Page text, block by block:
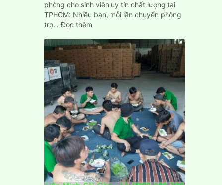
phòng cho sinh viên uy tín chất lượng tại
TPHCM: Nhiều bạn, mỗi lần chuyển phòng
trọ…Đọc thêm:
chuyển
phòng
trọ
nhà
trọ
nhanh
gọn,
đơn
giản,
giá